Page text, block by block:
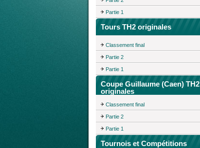
Partie 1
Tours TH2 originales
Classement final
Partie 2
Partie 1
Coupe Guillaume (Caen) TH2
originales
Classement final
Partie 2
Partie 1
Tournois et Compétitions